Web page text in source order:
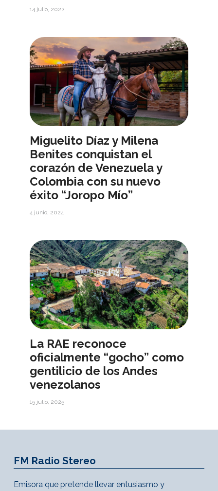
14 julio, 2022
Miguelito Díaz y Milena
Benites conquistan el
corazón de Venezuela y
Colombia con su nuevo
éxito “Joropo Mío”
4 junio, 2024
La RAE reconoce
oficialmente “gocho” como
gentilicio de los Andes
venezolanos
15 julio, 2025
FM Radio Stereo
Emisora que pretende llevar entusiasmo y